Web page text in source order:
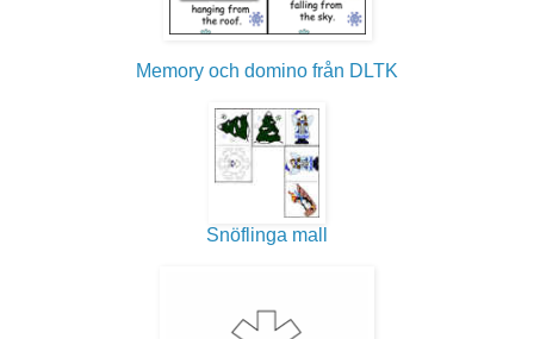
Memory och domino från DLTK
Snöflinga mall